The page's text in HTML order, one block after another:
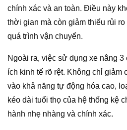
chính xác và an toàn. Điều này
thời gian mà còn giảm thiểu rủi
quá trình vận chuyển.
Ngoài ra, việc sử dụng xe nâng
ích kinh tế rõ rệt. Không chỉ giảm
vào khả năng tự động hóa cao,
kéo dài tuổi thọ của hệ thống kệ
hành nhẹ nhàng và chính xác.